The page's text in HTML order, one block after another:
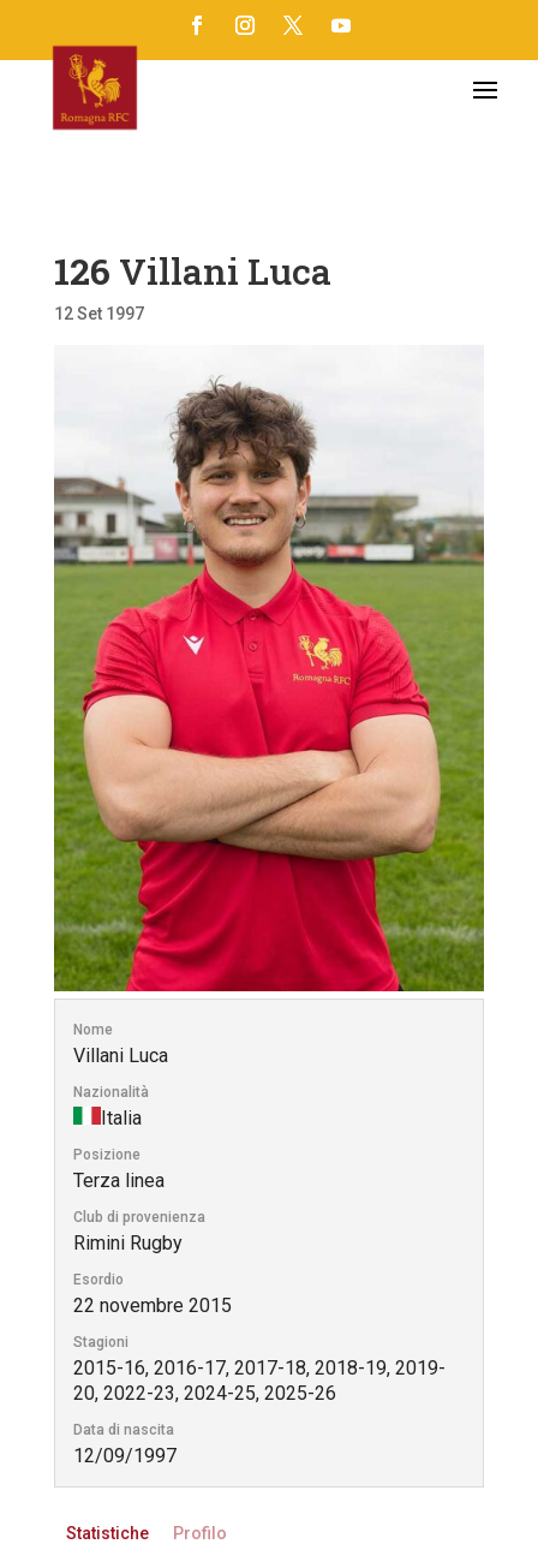
126 Villani Luca
12 Set 1997
Nome
Villani Luca
Nazionalità
Italia
Posizione
Terza linea
Club di provenienza
Rimini Rugby
Esordio
22 novembre 2015
Stagioni
2015-16, 2016-17, 2017-18, 2018-19, 2019-
20, 2022-23, 2024-25, 2025-26
Data di nascita
12/09/1997
Statistiche Profilo